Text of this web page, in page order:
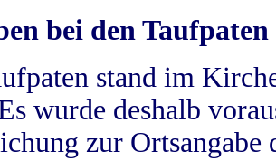
bei den Taufpaten
stand im
wurde deshalb
zur